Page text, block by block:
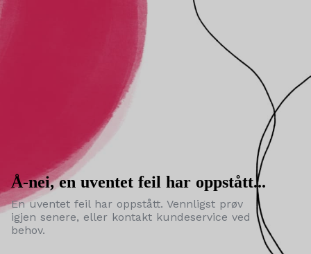
Å-nei, en uventet feil har oppstått...
En uventet feil har oppstått. Vennligst prøv
igjen senere, eller kontakt kundeservice ved
behov.